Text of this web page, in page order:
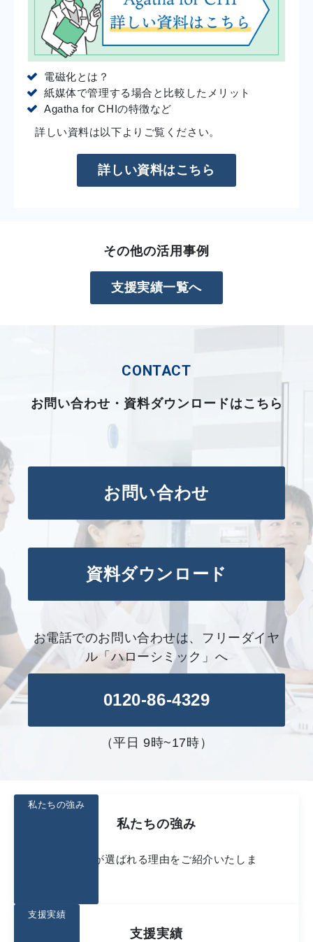
電磁化とは？
紙媒体で管理する場合と比較したメリット
Agatha for CHIの特徴など
詳しい資料は以下よりご覧ください。
詳しい資料はこちら
その他の活用事例
支援実績一覧へ
CONTACT
お問い合わせ・資料ダウンロードはこちら
お問い合わせ
資料ダウンロード
お電話でのお問い合わせは、フリーダイヤ
ル「ハローシミック」へ
0120-86-4329
（平日 9時~17時）
私たちの強み
私たちCHIが選ばれる理由をご紹介いたしま
私たちの強み
支援実績
支援実績